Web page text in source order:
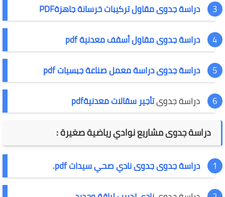
دراسة جدوى مقاول تركيبات خرسانة جاهزةPDF
دراسة جدوى مقاول أسقف معدنية pdf
دراسة جدوى دراسة معمل صناعة جبسيات pdf
دراسة جدوىتأجير سقالات معدنيةpdf
دراسة جدوى مشاريع نوادي رياضية صغيرة :
دراسة جدوى جدوى نادي صحي سيدات pdf.